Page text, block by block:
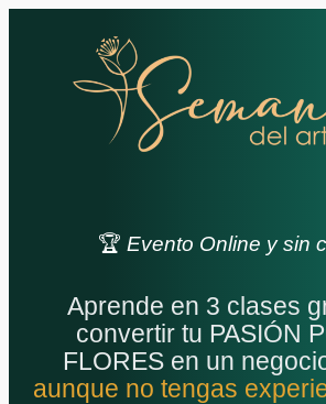
🏆 Evento Online y sin
Aprende en 3 clases
convertir tu PASIÓN
FLORES en un
aunque no tengas